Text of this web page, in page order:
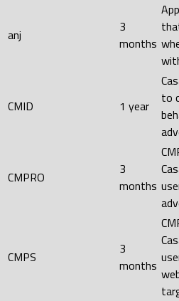
anj
3
months
CMID 1 year
to
CMPRO
3
months
CMPS
3
months